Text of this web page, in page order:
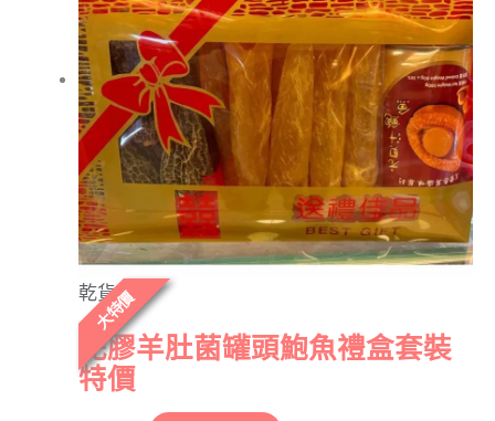
大特價
乾貨
花膠羊肚菌罐頭鮑魚禮盒套裝
特價